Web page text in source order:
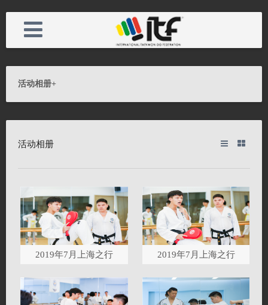
首页
会长资质
馆规
活动相册
备案号：
联系我们
活动相册+
活动相册
2019年7月上海之行 2019年7月上海之行